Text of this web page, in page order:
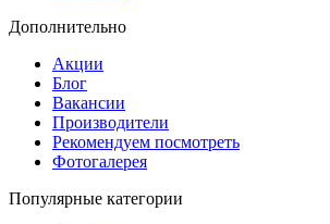
Дополнительно
Акции
Блог
Вакансии
Производители
Рекомендуем посмотреть
Фотогалерея
Популярные категории